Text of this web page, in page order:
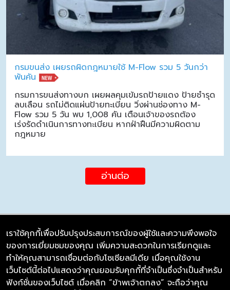
กรมขนส่ง เผยรถผิดกฎหมายใช้ M-Flow รวม 5 วันกว่า
พันคัน
กรมการขนส่งทางบก เผยผลคุมเข้มรถป้ายแดง ป้ายชำรุด
ลบเลือน รถไม่ติดแผ่นป้ายทะเบียน วิ่งผ่านช่องทาง M-
Flow รวม 5 วัน พบ 1,008 คัน เตือนเจ้าของรถต้อง
เร่งรัดดำเนินการทางทะเบียน หากฝ่าฝืนมีความผิดตาม
กฎหมาย
อ่านต่อ
บริษัท ซิมลิงค์ จำกัด
98/226 Bangrakyai-Baanmai Road,
Bangyai, Nonthaburi 11140
เราใช้คุกกี้เพื่อปรับปรุงประสบการณ์ของผู้ใช้และความพึงพอใจ
ของการเยี่ยมชมของคุณ เพิ่มความสะดวกในการเรียกดูและ
ทำให้คุณสามารถเชื่อมต่อกับโซเชียลมีเดีย เมื่อคุณใช้งาน
เว็บไซต์นี้ต่อไปแสดงว่าคุณยอมรับคุกกี้ที่จำเป็นซึ่งจำเป็นสำหรับ
ฟังก์ชั่นของเว็บไซต์ เมื่อคลิก “ข้าพเจ้าตกลง” จะถือว่าคุณ